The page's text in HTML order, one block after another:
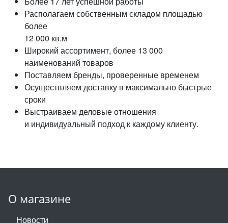
Располагаем собственным складом площадью
более
12 000 кв.м
Широкий ассортимент, более 13 000
наименований товаров
Поставляем бренды, проверенные временем
Осуществляем доставку в максимально быстрые
сроки
Выстраиваем деловые отношения
и индивидуальный подход к каждому клиенту.
О магазине
Новости